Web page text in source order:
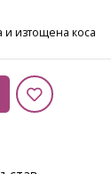
изтощена коса